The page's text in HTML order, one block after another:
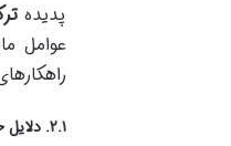
پدیده
عوامل
۲.۱. دلایل حقوقی و مالی